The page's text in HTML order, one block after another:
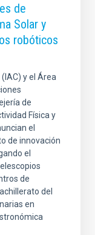
de
Solar y
robóticos
y el Área
de
Física y
el
de innovación
el
de
del
en